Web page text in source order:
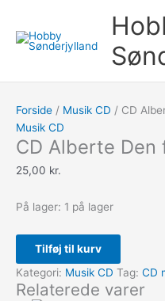
indholdet
Forside / Musik CD / CD
Musik CD
CD Alberte Den
25,00 kr.
På lager: 1 på lager
Den
Tilføj til kurv
Kategori: Musik CD Tag: CD
Relaterede varer